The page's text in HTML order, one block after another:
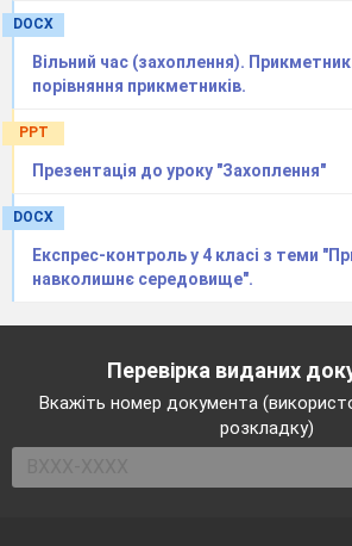
DOCX
Вільний час (захоплення).
порівняння прикметників.
PPT
Презентація до уроку "Захоплення"
DOCX
Експрес-контроль у 4 класі з теми
навколишнє середовище".
Перевірка виданих
Вкажіть номер документа
розкладку)